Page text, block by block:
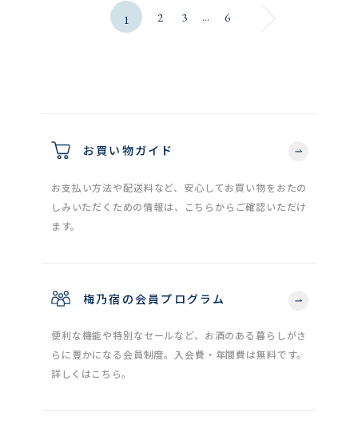
1 2 3 ... 6
お買い物ガイド
お支払い方法や配送料など、安心してお買い物をおたの
しみいただくための情報は、こちらからご確認いただけ
ます。
梅乃宿の会員プログラム
便利な機能や特別なセールなど、お酒のある暮らしがさ
らに豊かになる会員制度。入会費・年間費は無料です。
詳しくはこちら。